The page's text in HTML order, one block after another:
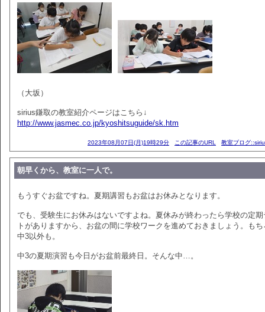
（大坂）
sirius鎌取の教室紹介ページはこちら↓
http://www.jasmec.co.jp/kyoshitsuguide/sk.htm
2023年08月07日(月)19時29分 この記事のURL 教室ブログ
朝早くから、教室に一人で。
もうすぐお盆ですね。夏期講習もお盆はお休みとなります。
でも、受験生にお休みはないですよね。夏休みが終わったら学校の定期
トがありますから、お盆の間に学校ワークを進めておきましょう。もち
中3以外も。
中3の夏期演習も今日がお盆前最終日。そんな中…。